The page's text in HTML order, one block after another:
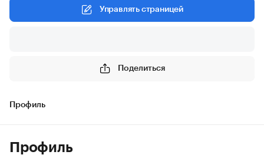
Управлять страницей
Поделиться
Профиль
Профиль